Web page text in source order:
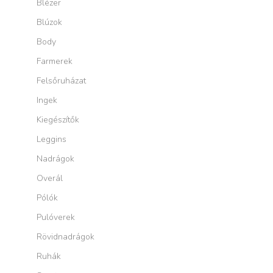
Blézer
Blúzok
Body
Farmerek
Felsőruházat
Ingek
Kiegészítők
Leggins
Nadrágok
Overál
Pólók
Pulóverek
Rövidnadrágok
Ruhák